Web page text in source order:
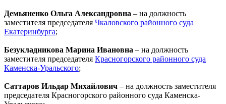
Демьяненко Ольга Александровна – на должность
заместителя председателя Чкаловского районного суда
Екатеринбурга;
Безукладникова Марина Ивановна – на должность
заместителя председателя Красногорского районного суда
Каменска-Уральского;
Саттаров Ильдар Михайлович – на должность заместителя
председателя Красногорского районного суда Каменска-